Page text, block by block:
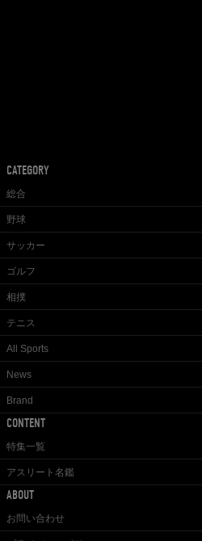
CATEGORY
総合
野球
サッカー
ゴルフ
相撲
テニス
All Sports
News
Brand
CONTENT
特集一覧
アスリート名鑑
ABOUT
お問い合わせ